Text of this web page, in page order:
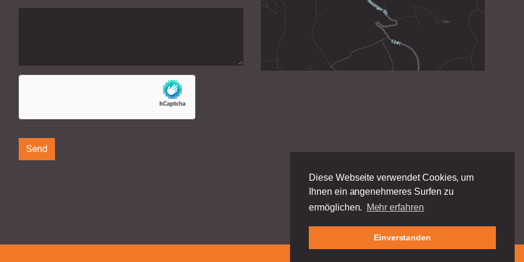
Diese Webseite verwendet Cookies, um
Ihnen ein angenehmeres Surfen zu
ermöglichen.
Mehr erfahren
Einverstanden